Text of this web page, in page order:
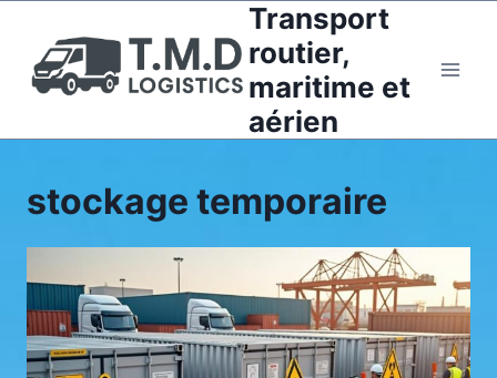
contenu
Transport
routier,
maritime et
aérien
stockage temporaire